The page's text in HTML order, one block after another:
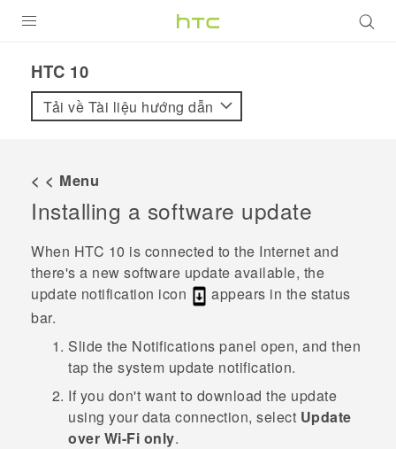
VIVE
VIVERSE
ỨNG DỤNG
HỖ TRỢ
HTC 10‎
Tải về Tài liệu hướng dẫn
< < Menu
Installing a software update
When HTC 10 is connected to the Internet and
there's a new software update available, the
update notification icon
appears in the status
bar.
Slide the Notifications panel open, and then
tap the system update notification.
If you don't want to download the update
using your data connection, select Update
over Wi-Fi only.